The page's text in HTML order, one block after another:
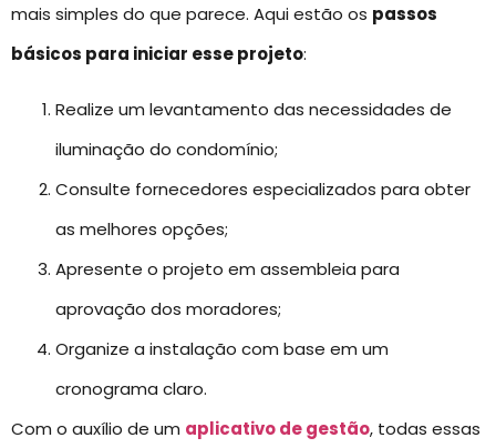
mais simples do que parece. Aqui estão os passos
básicos para iniciar esse projeto:
Realize um levantamento das necessidades de
iluminação do condomínio;
Consulte fornecedores especializados para obter
as melhores opções;
Apresente o projeto em assembleia para
aprovação dos moradores;
Organize a instalação com base em um
cronograma claro.
Com o auxílio de um aplicativo de gestão, todas essas